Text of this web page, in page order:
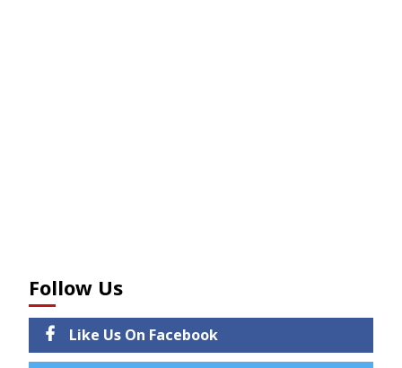
Follow Us
Like Us On Facebook